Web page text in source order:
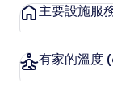
主要設施服
有家的溫度